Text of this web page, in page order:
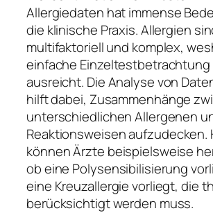
Allergiedaten hat immense
die klinische Praxis. Allergien
multifaktoriell und komplex,
einfache Einzeltestbetrachtung
ausreicht. Die Analyse von
hilft dabei, Zusammenhänge
unterschiedlichen Allergenen
Reaktionsweisen aufzudecken.
können Ärzte beispielsweise
ob eine Polysensibilisierung
eine Kreuzallergie vorliegt, die
berücksichtigt werden muss.